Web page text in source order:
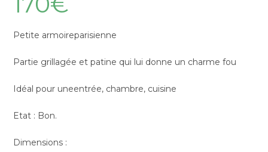
Petite armoireparisienne
Partie grillagée et patine qui lui donne un charme fou
Idéal pour uneentrée, chambre, cuisine
Etat : Bon.
Dimensions :